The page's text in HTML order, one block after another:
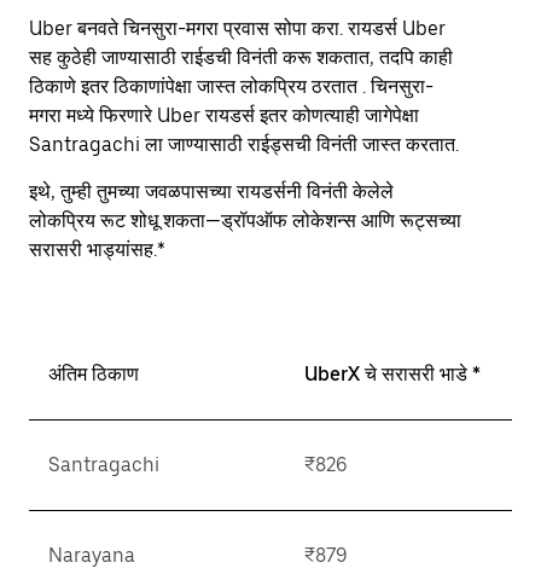
select
a
date.
Press
the
escape
to
close
the
calendar.
Uber बनवते चिनसुरा-मगरा प्रवास सोपा करा. रायडर्स Uber
सह कुठेही जाण्यासाठी राईडची विनंती करू शकतात, तदपि काही
ठिकाणे इतर ठिकाणांपेक्षा जास्त लोकप्रिय ठरतात . चिनसुरा-
मगरा मध्ये फिरणारे Uber रायडर्स इतर कोणत्याही जागेपेक्षा
Santragachi ला जाण्यासाठी राईड्सची विनंती जास्त करतात.
इथे, तुम्ही तुमच्या जवळपासच्या रायडर्सनी विनंती केलेले
लोकप्रिय रूट शोधू शकता—ड्रॉपऑफ लोकेशन्स आणि रूट्सच्या
सरासरी भाड्यांसह.*
अंतिम ठिकाण UberX चे सरासरी भाडे *
Santragachi ₹826
Narayana
₹879